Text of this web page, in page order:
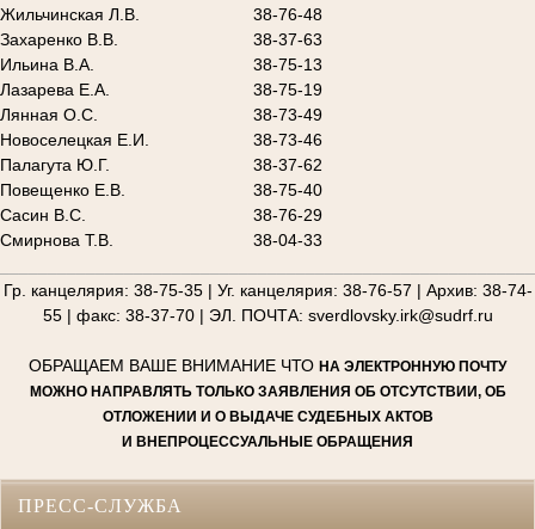
Жильчинская Л.В.
38-76-48
Захаренко В.В.
38-37-63
Ильина В.А.
38-75-13
Лазарева Е.А.
38-75-19
Лянная О.С.
38-73-49
Новоселецкая Е.И.
38-73-46
Палагута Ю.Г.
38-37-62
Повещенко Е.В.
38-75-40
Сасин В.С.
38-76-29
Смирнова Т.В.
38-04-33
Гр. канцелярия: 38-75-35 | Уг. канцелярия: 38-76-57 | Архив: 38-74-
55 | факс: 38-37-70 | ЭЛ. ПОЧТА: sverdlovsky.irk@sudrf.ru
ОБРАЩАЕМ ВАШЕ ВНИМАНИЕ ЧТО НА ЭЛЕКТРОННУЮ ПОЧТУ
МОЖНО НАПРАВЛЯТЬ ТОЛЬКО ЗАЯВЛЕНИЯ ОБ ОТСУТСТВИИ, ОБ
ОТЛОЖЕНИИ И О ВЫДАЧЕ СУДЕБНЫХ АКТОВ
И ВНЕПРОЦЕССУАЛЬНЫЕ ОБРАЩЕНИЯ
ПРЕСС-СЛУЖБА